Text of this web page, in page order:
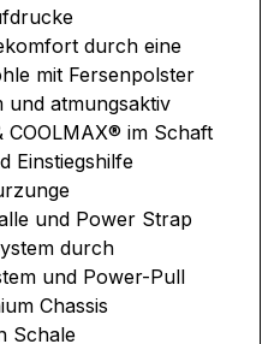
durch eine
mit Fersenpolster
und atmungsaktiv
COOLMAX® im Schaft
Einstiegshilfe
und Power Strap
durch
und Power-Pull
Chassis
Schale